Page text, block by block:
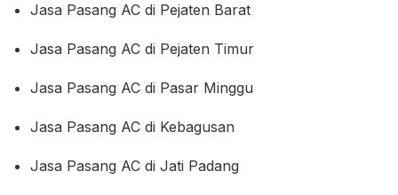
Jasa Pasang AC di Pejaten Barat
Jasa Pasang AC di Pejaten Timur
Jasa Pasang AC di Pasar Minggu
Jasa Pasang AC di Kebagusan
Jasa Pasang AC di Jati Padang